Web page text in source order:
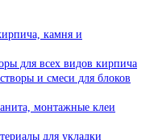
камня и
для всех видов кирпича
и смеси для блоков
монтажные клеи
для укладки